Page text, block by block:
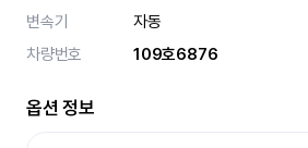
변속기
자동
차량번호
109호6876
옵션 정보